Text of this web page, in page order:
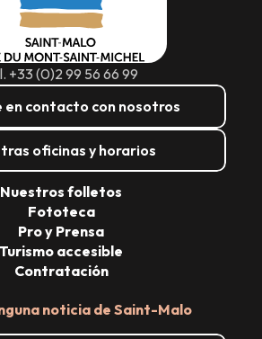
+33 (0)2 99 56 66 99
en contacto con nosotros
oficinas y horarios
noticia de Saint-Malo
Nuestros folletos
Fototeca
Pro y Prensa
Turismo accesible
Contratación